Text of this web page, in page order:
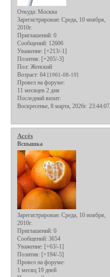
Откуда: Москва
Зарегистрирован: Среда, 10 ноября,
2010г.
Приглашений: 0
Сообщений: 12606
Уважение: [+213/-1]
Позитив: [+205/-3]
Пол: Женский
Возраст: 64 [1961-08-19]
Провел на форуме:
11 месяцев 2 дня
Последний визит:
Воскресенье, 8 марта, 2026г. 23:44:07
Аccès
Вспышка
Зарегистрирован: Среда, 10 ноября,
2010г.
Приглашений: 0
Сообщений: 3654
Уважение: [+63/-1]
Позитив: [+194/-5]
Провел на форуме:
1 месяц 19 дней